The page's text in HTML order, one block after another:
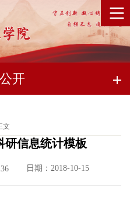
开
文
研信息统计模板
日期：2018-10-15